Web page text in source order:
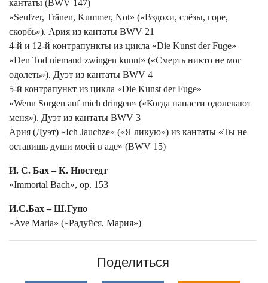
кантаты (BWV 147)
«Seufzer, Tränen, Kummer, Not» («Вздохи, слёзы, горе,
скорбь»). Ария из кантаты BWV 21
4-й и 12-й контрапункты из цикла «Die Kunst der Fuge»
«Den Tod niemand zwingen kunnt» («Смерть никто не мог
одолеть»). Дуэт из кантаты BWV 4
5-й контрапункт из цикла «Die Kunst der Fuge»
«Wenn Sorgen auf mich dringen» («Когда напасти одолевают
меня»). Дуэт из кантаты BWV 3
Ария (Дуэт) «Ich Jauchze» («Я ликую») из кантаты «Ты не
оставишь души моей в аде» (BWV 15)
И. С. Бах – К. Нюстедт
«Immortal Bach», op. 153
И.С.Бах – Ш.Гуно
«Ave Maria» («Радуйся, Мария»)
Поделиться